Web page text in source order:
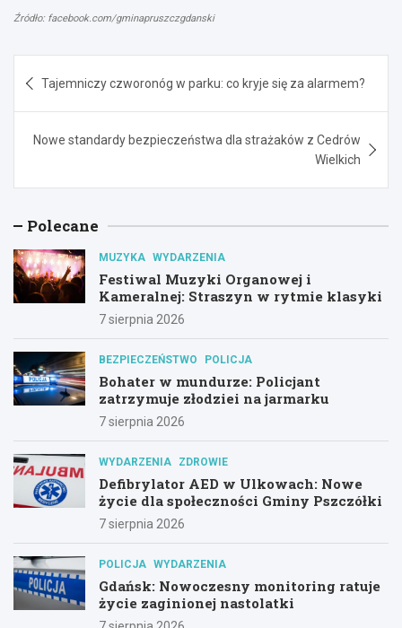
Źródło: facebook.com/gminapruszczgdanski
wpisu
Tajemniczy czworonóg w parku: co kryje się za alarmem?
Nowe standardy bezpieczeństwa dla strażaków z Cedrów
Wielkich
Polecane
MUZYKA WYDARZENIA
Festiwal Muzyki Organowej i
Kameralnej: Straszyn w rytmie klasyki
7 sierpnia 2026
BEZPIECZEŃSTWO POLICJA
Bohater w mundurze: Policjant
zatrzymuje złodziei na jarmarku
7 sierpnia 2026
WYDARZENIA ZDROWIE
Defibrylator AED w Ulkowach: Nowe
życie dla społeczności Gminy Pszczółki
7 sierpnia 2026
POLICJA WYDARZENIA
Gdańsk: Nowoczesny monitoring ratuje
życie zaginionej nastolatki